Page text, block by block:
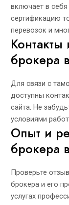
включает в
сертификацию
перевозок и
брокера
Для связи с
доступны
сайта. Не
условиями
Опыт и
брокера
Проверьте
брокера и его
услугах